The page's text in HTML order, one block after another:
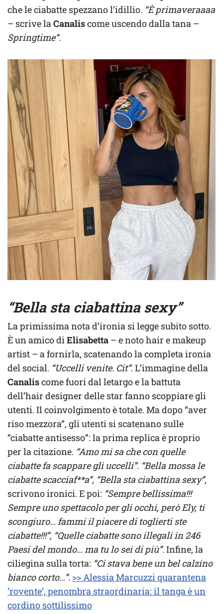
che le ciabatte spezzano l’idillio. “È primaveraaaa
– scrive la Canaliscome uscendo dalla tana –
Springtime”.
“Bella sta ciabattina sexy”
La primissima nota d’ironia si legge subito sotto.
È un amico diElisabetta – e noto hair e makeup
artist – a fornirla, scatenando la completa ironia
del social. “Uccelli venite. Cit”. L’immagine della
Canaliscome fuori dal letargo e la battuta
dell’hair designer delle star fanno scoppiare gli
utenti. Il coinvolgimento è totale. Ma dopo “aver
riso mezzora”, gli utenti si scatenano sulle
“ciabatte antisesso”: la prima replica è proprio
per la citazione. “Amo mi sa che con quelle
ciabatte fa scappare gli uccelli”. “Bella mossa le
ciabatte scacciaf**a”, “Bella sta ciabattina sexy”,
scrivono ironici. E poi: “Sempre bellissima!!!
Sempre uno spettacolo per gli occhi, però Ely, ti
scongiuro… fammi il piacere di toglierti ste
ciabatte!!!”, “Quelle ciabatte sono illegali in 246
Paesi del mondo… ma tu lo sei di più”.Infine, la
ciliegina sulla torta: “Ci stava bene un bel calzino
bianco corto…”. >> Alessia Marcuzzi quarantena
‘rovente’, penombra straordinaria: il tanga è un
cordino sottilissimo